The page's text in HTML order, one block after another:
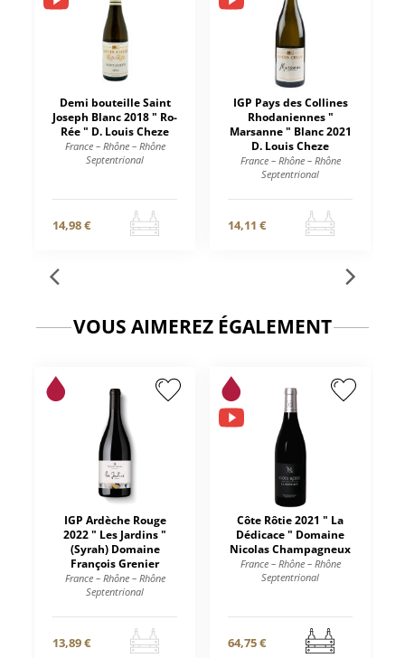
Demi bouteille Saint
Joseph Blanc 2018 " Ro-
Rée " D. Louis Cheze
France – Rhône – Rhône
Septentrional
14,98 €
IGP Pays des Collines
Rhodaniennes "
Marsanne " Blanc 2021
D. Louis Cheze
France – Rhône – Rhône
Septentrional
14,11 €
VOUS AIMEREZ ÉGALEMENT
IGP Ardèche Rouge
2022 " Les Jardins "
(Syrah) Domaine
François Grenier
France – Rhône – Rhône
Septentrional
13,89 €
Côte Rôtie 2021 " La
Dédicace " Domaine
Nicolas Champagneux
France – Rhône – Rhône
Septentrional
64,75 €